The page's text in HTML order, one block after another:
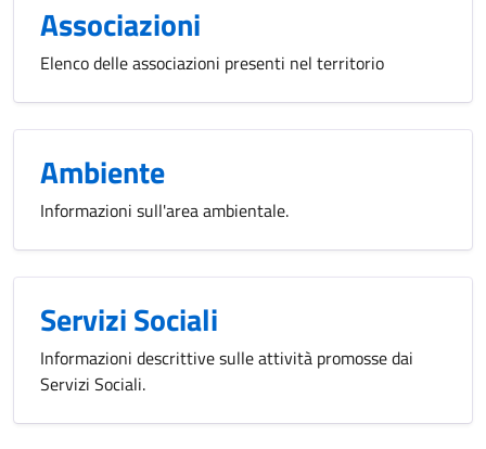
Associazioni
Elenco delle associazioni presenti nel territorio
Ambiente
Informazioni sull'area ambientale.
Servizi Sociali
Informazioni descrittive sulle attività promosse dai
Servizi Sociali.